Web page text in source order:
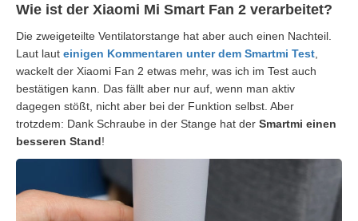
Wie ist der Xiaomi Mi Smart Fan 2 verarbeitet?
Die zweigeteilte Ventilatorstange hat aber auch einen Nachteil.
Laut laut einigen Kommentaren unter dem Smartmi Test
wackelt der Xiaomi Fan 2 etwas mehr, was ich im Test auch
bestätigen kann. Das fällt aber nur auf, wenn man aktiv
dagegen stößt, nicht aber bei der Funktion selbst. Aber
trotzdem: Dank Schraube in der Stange hat der Smartmi einen
besseren Stand!